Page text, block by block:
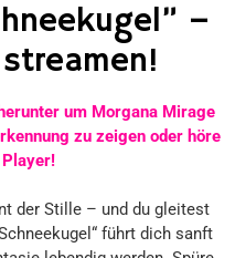
–
um Morgana Mirage
zu zeigen oder höre
der Stille – und du gleitest
führt dich sanft